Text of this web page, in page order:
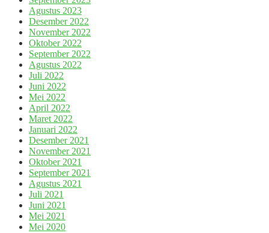
Agustus 2023
Desember 2022
November 2022
Oktober 2022
September 2022
Agustus 2022
Juli 2022
Juni 2022
Mei 2022
April 2022
Maret 2022
Januari 2022
Desember 2021
November 2021
Oktober 2021
September 2021
Agustus 2021
Juli 2021
Juni 2021
Mei 2021
Mei 2020